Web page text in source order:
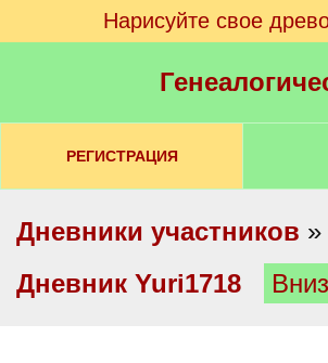
Нарисуйте свое
РЕГИСТРАЦИЯ
Дневники участников »
Дневник Yuri1718